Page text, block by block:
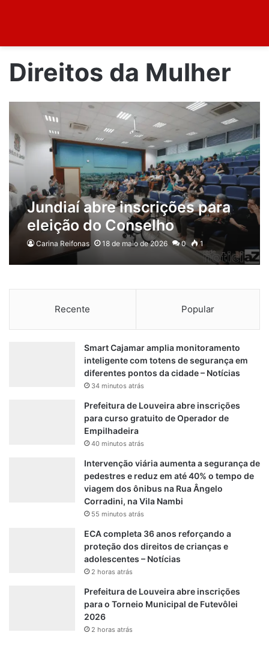
Direitos da Mulher
Jundiaí abre inscrições para
eleição do Conselho
Municipal dos Direitos da
Mulher
Carina Reifonas 18 de maio de 2026 0 1
Recente Popular
Smart Cajamar amplia monitoramento
inteligente com totens de segurança em
diferentes pontos da cidade – Notícias
34 minutos atrás
Prefeitura de Louveira abre inscrições
para curso gratuito de Operador de
Empilhadeira
40 minutos atrás
Intervenção viária aumenta a segurança de
pedestres e reduz em até 40% o tempo de
viagem dos ônibus na Rua Ângelo
Corradini, na Vila Nambi
55 minutos atrás
ECA completa 36 anos reforçando a
proteção dos direitos de crianças e
adolescentes – Notícias
2 horas atrás
Prefeitura de Louveira abre inscrições
para o Torneio Municipal de Futevôlei
2026
2 horas atrás